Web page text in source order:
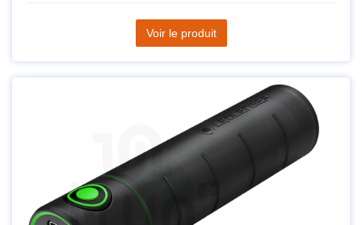
Voir le produit